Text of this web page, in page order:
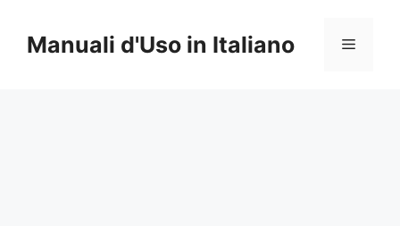
contenuto
Manuali d'Uso in Italiano Menu